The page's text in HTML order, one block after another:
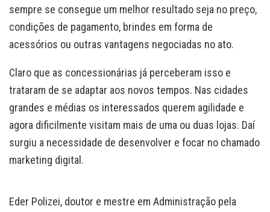
sempre se consegue um melhor resultado seja no preço,
condições de pagamento, brindes em forma de
acessórios ou outras vantagens negociadas no ato.
Claro que as concessionárias já perceberam isso e
trataram de se adaptar aos novos tempos. Nas cidades
grandes e médias os interessados querem agilidade e
agora dificilmente visitam mais de uma ou duas lojas. Daí
surgiu a necessidade de desenvolver e focar no chamado
marketing digital.
Eder Polizei, doutor e mestre em Administração pela